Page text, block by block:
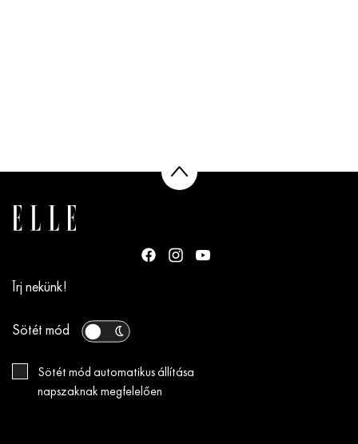
Írj nekünk!
Sötét mód
Sötét mód automatikus állítása
napszaknak megfelelően